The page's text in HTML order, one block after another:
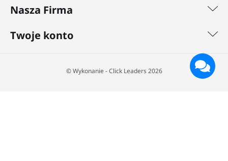
Nasza Firma
Twoje konto
©️ Wykonanie - Click Leaders 2026